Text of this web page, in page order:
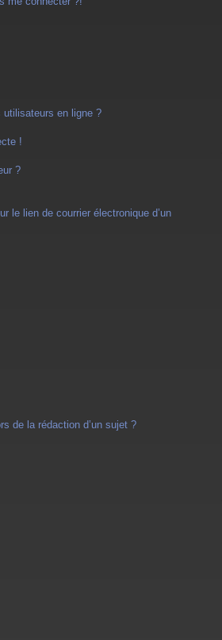
utilisateurs en ligne ?
!
?
le lien de courrier électronique d’un
de la rédaction d’un sujet ?